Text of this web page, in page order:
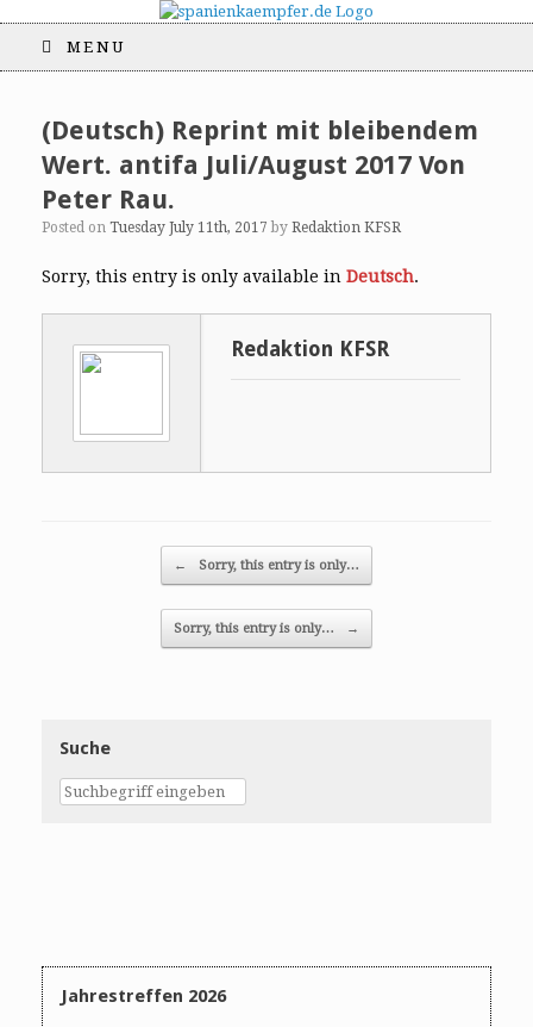
MENU
(Deutsch) Reprint mit bleibendem
Wert. antifa Juli/August 2017 Von
Peter Rau.
Posted on Tuesday July 11th, 2017 by Redaktion KFSR
Sorry, this entry is only available in Deutsch.
Redaktion KFSR
← Sorry, this entry is only…
Sorry, this entry is only… →
Suche
Jahrestreffen 2026